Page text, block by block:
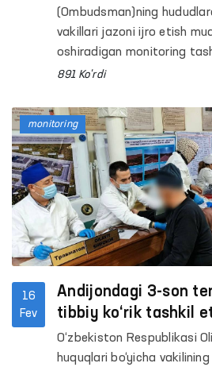
(Ombudsman)ning
vakillari jazoni ijro etish
oshiradigan monitoring
mahkumlarga yaratilgan
so‘ng jamiyatga
qaratilgan tadbirlarga
kelmoqda.
891 Ko'rdi
16
Fev
Andijondagi 3-son
tibbiy ko‘rik tashkil
O‘zbekiston Respublikasi
huquqlari bo‘yicha
monitoring